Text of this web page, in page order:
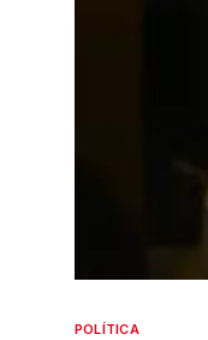
POLÍTICA